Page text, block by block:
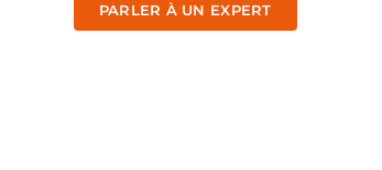
PARLER À UN EXPERT